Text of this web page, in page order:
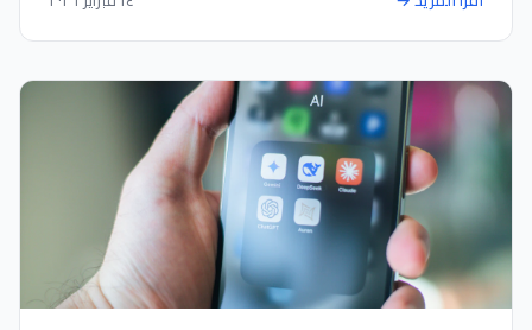
علامتك التجارية من هذا النوع الجديد من الهجمات
المؤتمتة باستخدام استراتيجيات وأدوات حديثة.